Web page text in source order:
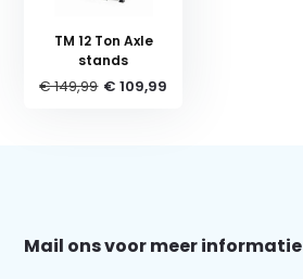
TM 12 Ton Axle
stands
€ 149,99 € 109,99
Mail ons voor meer informatie